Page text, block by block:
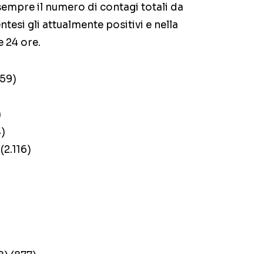
il numero di contagi totali da
gli attualmente positivi e nella
24 ore.